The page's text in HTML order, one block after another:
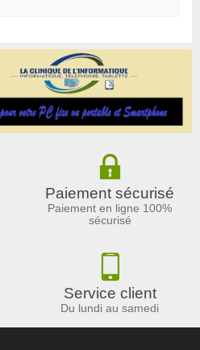
Paiement sécurisé
Paiement en ligne 100%
sécurisé
Service client
Du lundi au samedi